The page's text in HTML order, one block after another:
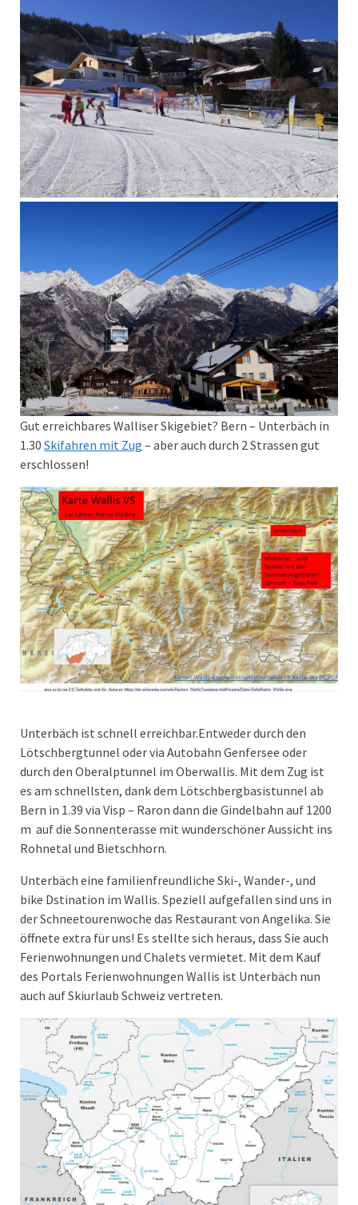
Gut erreichbares Walliser Skigebiet? Bern – Unterbäch in
1.30 Skifahren mit Zug – aber auch durch 2 Strassen gut
erschlossen!
Unterbäch ist schnell erreichbar.Entweder durch den
Lötschbergtunnel oder via Autobahn Genfersee oder
durch den Oberalptunnel im Oberwallis. Mit dem Zug ist
es am schnellsten, dank dem Lötschbergbasistunnel ab
Bern in 1.39 via Visp – Raron dann die Gindelbahn auf 1200
m auf die Sonnenterasse mit wunderschöner Aussicht ins
Rohnetal und Bietschhorn.
Unterbäch eine familienfreundliche Ski-, Wander-, und
bike Dstination im Wallis. Speziell aufgefallen sind uns in
der Schneetourenwoche das Restaurant von Angelika. Sie
öffnete extra für uns! Es stellte sich heraus, dass Sie auch
Ferienwohnungen und Chalets vermietet. Mit dem Kauf
des Portals Ferienwohnungen Wallis ist Unterbäch nun
auch auf Skiurlaub Schweiz vertreten.